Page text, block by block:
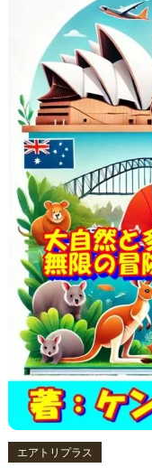
エアトリプラス